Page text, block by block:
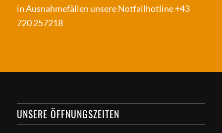
in Ausnahmefällen unsere Notfallhotline +43
720 257218
UNSERE ÖFFNUNGSZEITEN